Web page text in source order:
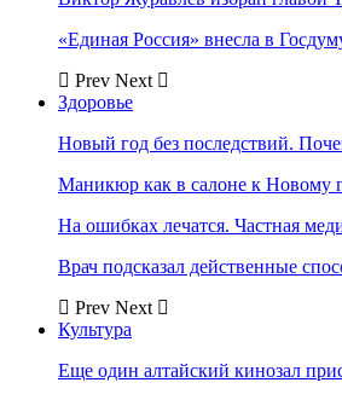
«Единая Россия» внесла в
Prev Next
Здоровье
Новый год без последствий.
Маникюр как в салоне к Новому
На ошибках лечатся. Частная
Врач подсказал действенные
Prev Next
Культура
Еще один алтайский кинозал